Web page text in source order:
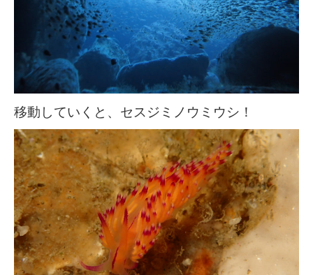
移動していくと、セスジミノウミウシ！